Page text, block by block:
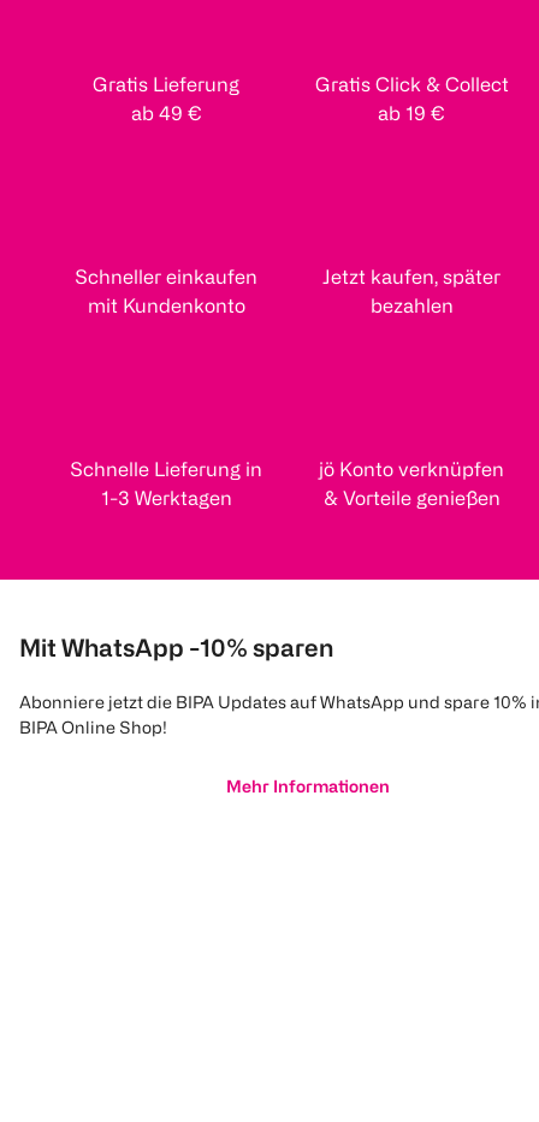
Gratis Lieferung
ab 49 €
Gratis Click & Collect
ab 19 €
Schneller einkaufen
mit Kundenkonto
Jetzt kaufen, später
bezahlen
Schnelle Lieferung in
1-3 Werktagen
jö Konto verknüpfen
& Vorteile genießen
Mit WhatsApp -10% sparen
Abonniere jetzt die BIPA Updates auf WhatsApp und spare 10%
BIPA Online Shop!
Mehr Informationen